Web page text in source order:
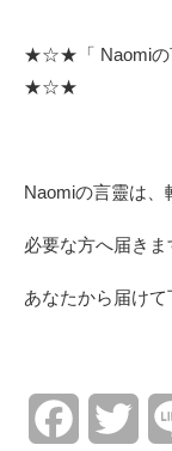
★☆★「 Naomiの
★☆★
Naomiの言靈は、
必要な方へ届き
あなたから届けて
Facebook